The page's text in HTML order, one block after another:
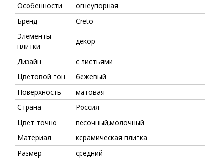
Особенности
огнеупорная
Бренд
Creto
Элементы
плитки
декор
Дизайн
с листьями
Цветовой тон
бежевый
Поверхность
матовая
Страна
Россия
Цвет точно
песочный,молочный
Материал
керамическая плитка
Размер
средний